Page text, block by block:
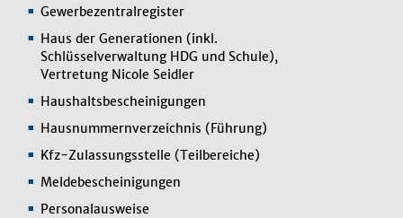
Gewerbezentralregister
Haus der Generationen (inkl.
Schlüsselverwaltung HDG und Schule),
Vertretung Nicole Seidler
Haushaltsbescheinigungen
Hausnummernverzeichnis (Führung)
Kfz-Zulassungsstelle (Teilbereiche)
Meldebescheinigungen
Personalausweise